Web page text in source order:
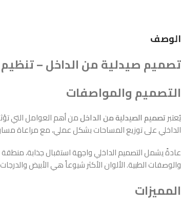
الوصف
تصميم صيدلية من الداخل –
التصميم والمواصفات
يُعتبرتصميم الصيدلية من الداخلمن أهم العوامل التي
الداخلي على توزيع المساحات بشكل عملي، مع مراعاة
عادةً يشمل التصميم الداخلي واجهة استقبال جذابة،
والوصفات الطبية. الألوان الأكثر شيوعاً هي الأبيض
المميزات